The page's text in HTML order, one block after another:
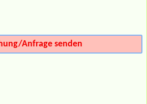
Anfrage senden